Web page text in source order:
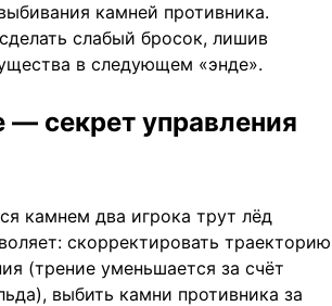
камней противника.
слабый бросок, лишив
в следующем «энде».
— секрет управления
камнем два игрока трут лёд
скорректировать траекторию
(трение уменьшается за счёт
выбить камни противника за